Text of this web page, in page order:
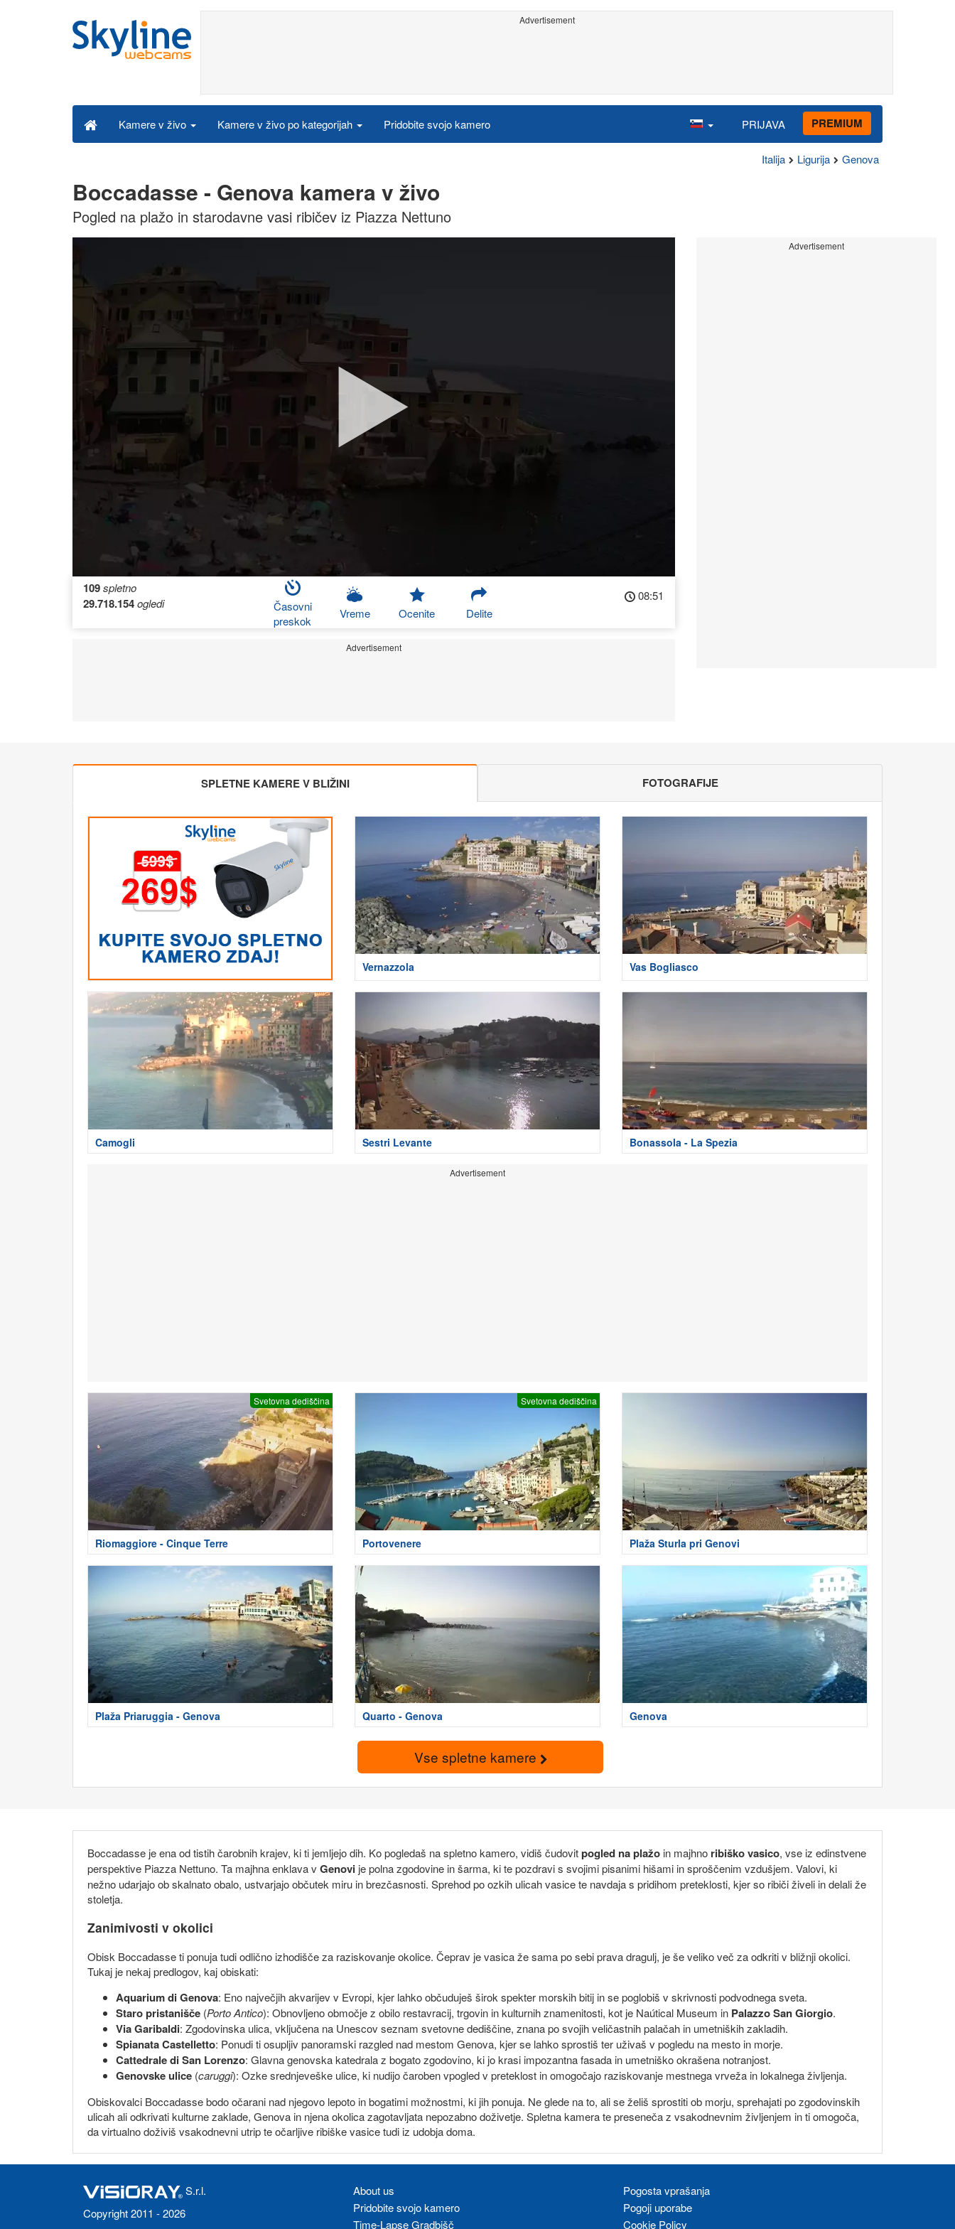
Advertisement
Kamere v živo Kamere v živo po kategorijah Pridobite svojo kamero PRIJAVA PREMIUM
Italija Ligurija Genova
Boccadasse - Genova kamera v živo
Pogled na plažo in starodavne vasi ribičev iz Piazza Nettuno
109spletno
29.718.154ogledi
Časovni
preskok
Vreme Ocenite Delite
08:51
Advertisement
Advertisement
SPLETNE KAMERE V BLIŽINI FOTOGRAFIJE
Vernazzola Vas Bogliasco
Camogli Sestri Levante Bonassola - La Spezia
Advertisement
Svetovna dediščina
Riomaggiore - Cinque Terre
Svetovna dediščina
Portovenere Plaža Sturla pri Genovi
Plaža Priaruggia - Genova Quarto - Genova Genova
Vse spletne kamere
Boccadasse je ena od tistih čarobnih krajev, ki ti jemljejo dih. Ko pogledaš na spletno kamero, vidiš čudovitpogled na plažo in majhno ribiško vasico, vse iz edinstvene
perspektive Piazza Nettuno. Ta majhna enklava v Genovi je polna zgodovine in šarma, ki te pozdravi s svojimi pisanimi hišami in sproščenim vzdušjem. Valovi, ki
nežno udarjajo ob skalnato obalo, ustvarjajo občutek miru in brezčasnosti. Sprehod po ozkih ulicah vasice te navdaja s pridihom preteklosti, kjer so ribiči živeli in delali že
stoletja.
Zanimivosti v okolici
Obisk Boccadasse ti ponuja tudi odlično izhodišče za raziskovanje okolice. Čeprav je vasica že sama po sebi prava dragulj, je še veliko več za odkriti v bližnji okolici.
Tukaj je nekaj predlogov, kaj obiskati:
Aquarium di Genova: Eno največjih akvarijev v Evropi, kjer lahko občuduješ širok spekter morskih bitij in se poglobiš v skrivnosti podvodnega sveta.
Staro pristanišče (Porto Antico): Obnovljeno območje z obilo restavracij, trgovin in kulturnih znamenitosti, kot je Naútical Museum in Palazzo San Giorgio.
Via Garibaldi: Zgodovinska ulica, vključena na Unescov seznam svetovne dediščine, znana po svojih veličastnih palačah in umetniških zakladih.
Spianata Castelletto: Ponudi ti osupljiv panoramski razgled nad mestom Genova, kjer se lahko sprostiš ter uživaš v pogledu na mesto in morje.
Cattedrale di San Lorenzo: Glavna genovska katedrala z bogato zgodovino, ki jo krasi impozantna fasada in umetniško okrašena notranjost.
Genovske ulice (caruggi): Ozke srednjeveške ulice, ki nudijo čaroben vpogled v preteklost in omogočajo raziskovanje mestnega vrveža in lokalnega življenja.
Obiskovalci Boccadasse bodo očarani nad njegovo lepoto in bogatimi možnostmi, ki jih ponuja. Ne glede na to, ali se želiš sprostiti ob morju, sprehajati po zgodovinskih
ulicah ali odkrivati kulturne zaklade, Genova in njena okolica zagotavljata nepozabno doživetje. Spletna kamera te preseneča z vsakodnevnim življenjem in ti omogoča,
da virtualno doživiš vsakodnevni utrip te očarljive ribiške vasice tudi iz udobja doma.
S.r.l.
Copyright 2011 - 2026
About us
Pridobite svojo kamero
Time-Lapse Gradbišč
Pogosta vprašanja
Pogoji uporabe
Cookie Policy